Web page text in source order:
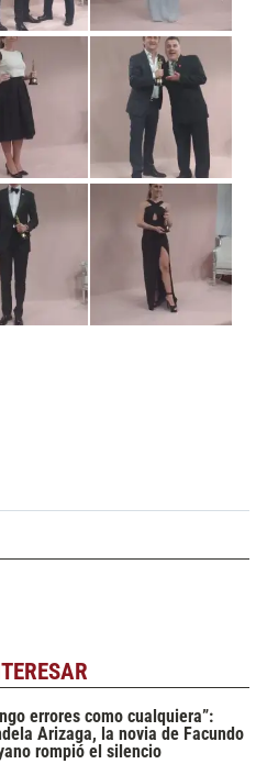
errores como cualquiera”:
Arizaga, la novia de Facundo
rompió el silencio